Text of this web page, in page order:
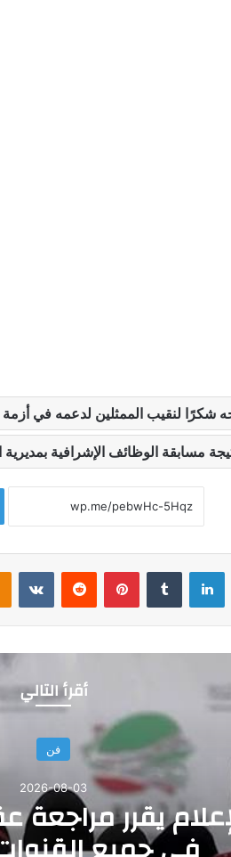
شكرًا لنقيب الممثلين لدعمه في أزمة
مسابقة الوظائف الإشرافية بمديرية
لينكدإن بينتيريست
أقرأ التالي
فن
2026-08-03
يقرر مراجعة